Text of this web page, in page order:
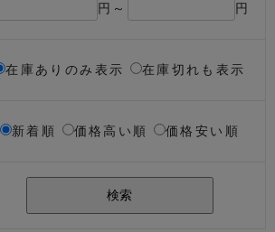
円～ 円
在庫ありのみ表示 在庫切れも表示
新着順 価格高い順 価格安い順
検索